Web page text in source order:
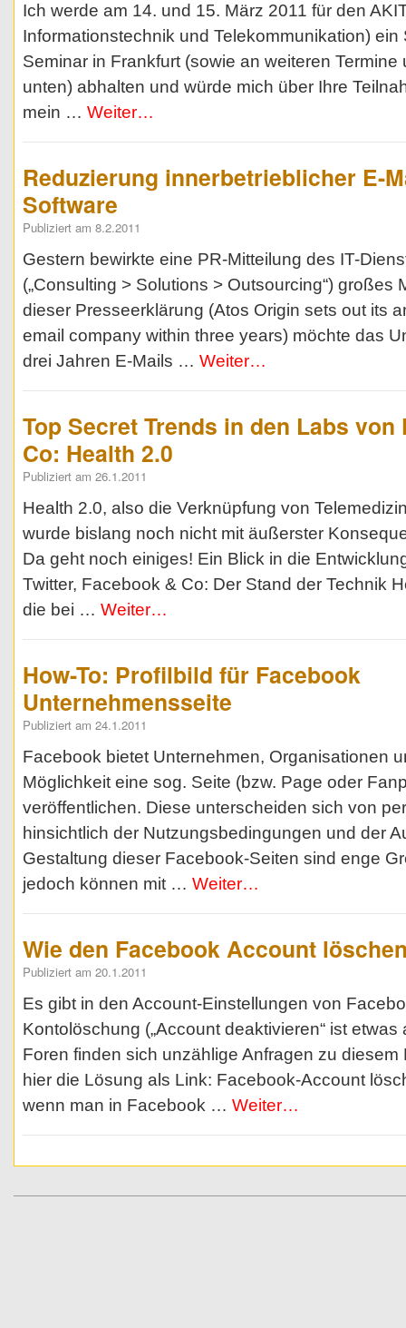
Ich werde am 14. und 15. März 2011 für den
Informationstechnik und Telekommunikation) ein
Seminar in Frankfurt (sowie an weiteren Termine
unten) abhalten und würde mich über Ihre
mein … Weiter…
Reduzierung innerbetrieblicher E-
Software
Publiziert am 8.2.2011
Gestern bewirkte eine PR-Mitteilung des IT-
(„Consulting > Solutions > Outsourcing“) großes
dieser Presseerklärung (Atos Origin sets out its
email company within three years) möchte das
drei Jahren E-Mails … Weiter…
Top Secret Trends in den Labs von
Co: Health 2.0
Publiziert am 26.1.2011
Health 2.0, also die Verknüpfung von
wurde bislang noch nicht mit äußerster
Da geht noch einiges! Ein Blick in die
Twitter, Facebook & Co: Der Stand der Technik
die bei … Weiter…
How-To: Profilbild für Facebook
Unternehmensseite
Publiziert am 24.1.2011
Facebook bietet Unternehmen, Organisationen
Möglichkeit eine sog. Seite (bzw. Page oder
veröffentlichen. Diese unterscheiden sich von
hinsichtlich der Nutzungsbedingungen und der
Gestaltung dieser Facebook-Seiten sind enge
jedoch können mit … Weiter…
Wie den Facebook Account
Publiziert am 20.1.2011
Es gibt in den Account-Einstellungen von
Kontolöschung („Account deaktivieren“ ist etwas
Foren finden sich unzählige Anfragen zu diesem
hier die Lösung als Link: Facebook-Account
wenn man in Facebook … Weiter…